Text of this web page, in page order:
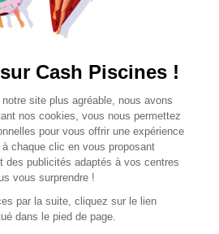
Lire la suite
votre
Cash Piscines !
Gestion du
site plus agréable, nous avons
nos cookies, vous nous permettez
pour vous offrir une expérience
chaque clic en vous proposant
des publicités adaptés à vos centres
vous surprendre !
par la suite, cliquez sur le lien
dans le pied de page.
consent